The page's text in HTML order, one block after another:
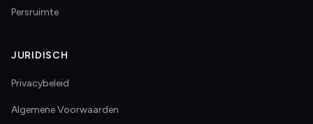
Persruimte
JURIDISCH
Privacybeleid
Algemene Voorwaarden